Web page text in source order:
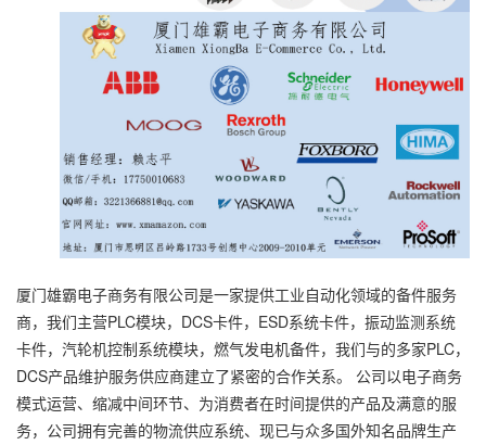
厦门雄霸电子商务有限公司是一家提供工业自动化领域的备件服务
商，我们主营PLC模块，DCS卡件，ESD系统卡件，振动监测系统
卡件，汽轮机控制系统模块，燃气发电机备件，我们与的多家PLC，
DCS产品维护服务供应商建立了紧密的合作关系。 公司以电子商务
模式运营、缩减中间环节、为消费者在时间提供的产品及满意的服
务，公司拥有完善的物流供应系统、现已与众多国外知名品牌生产